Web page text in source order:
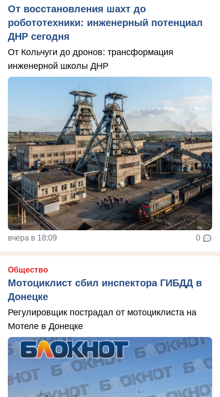
От восстановления шахт до
робототехники: инженерный потенциал
ДНР сегодня
От Кольчуги до дронов: трансформация
инженерной школы ДНР
вчера в 18:09 0
Общество
Мотоциклист сбил инспектора ГИБДД в
Донецке
Регулировщик пострадал от мотоциклиста на
Мотеле в Донецке